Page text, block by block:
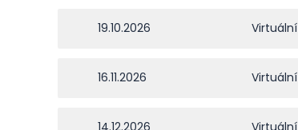
19.10.2026 Virtuální
16.11.2026 Virtuální
14.12.2026 Virtuální